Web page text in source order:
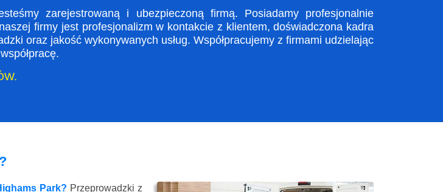
zarejestrowaną i ubezpieczoną firmą. Posiadamy profesjonalnie
firmy jest profesjonalizm w kontakcie z klientem, doświadczona kadra
oraz jakość wykonywanych usług. Współpracujemy z firmami udzielając
Park? Przeprowadzki z